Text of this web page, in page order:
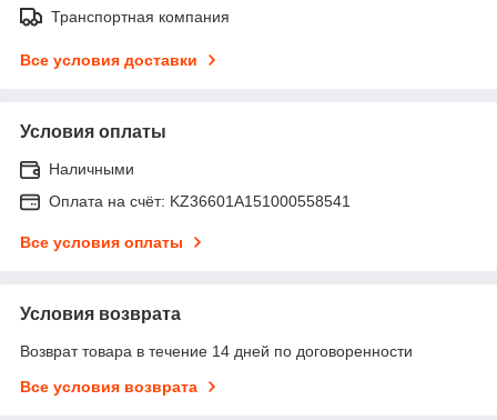
Транспортная компания
Все условия доставки
Условия оплаты
Наличными
Оплата на счёт: KZ36601A151000558541
Все условия оплаты
Условия возврата
Возврат товара в течение 14 дней по договоренности
Все условия возврата